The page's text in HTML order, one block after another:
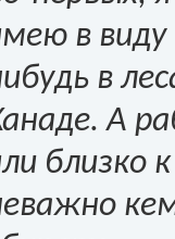
в
в
А
близко